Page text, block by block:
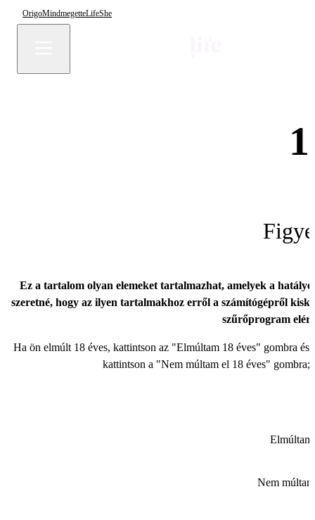
OrigoMindmegetteLifeShe
Ez a tartalom olyan elemeket tartalmazhat, amelyek a
szeretné, hogy az ilyen tartalmakhoz erről a számítógépről
szűrőprogram
Ha ön elmúlt 18 éves, kattintson az "Elmúltam 18 éves" gombra és
kattintson a "Nem múltam el 18 éves" gombra;
Elmúltam
Nem